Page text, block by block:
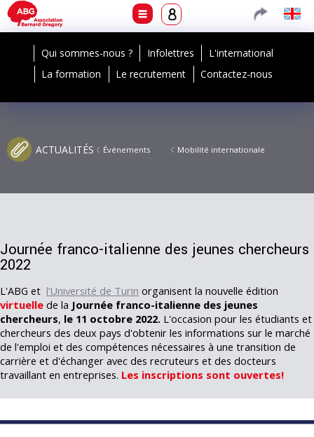
Qui sommes-nous ? Infolettres
L'international
La formation
Le recrutement Contactez-nous
ACTUALITÉS Événements Mobilité internationale
Journée franco-italienne des jeunes chercheurs
2022
L'ABG et l’Université de Turin organisent la nouvelle édition
virtuelle de la Journée franco-italienne des jeunes
chercheurs, le 11 octobre 2022. L'occasion pour les étudiants et
chercheurs des deux pays d'obtenir les informations sur le marché
de l'emploi et des compétences nécessaires à une transition de
carrière et d'échanger avec des recruteurs et des docteurs
travaillant en entreprises. Les inscriptions sont ouvertes!